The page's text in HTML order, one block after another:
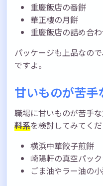
重慶飯店の番餅
華正樓の月餅
重慶飯店の詰め合
パッケージも上品なの
ですよ。
甘いものが苦
職場に甘いものが苦手な
料系を検討してみてくだ
横浜中華餃子煎餅
崎陽軒の真空パッ
ごま油やラー油の